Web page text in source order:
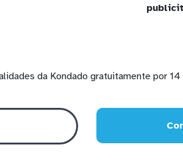
da Kondado gratuitamente por 14